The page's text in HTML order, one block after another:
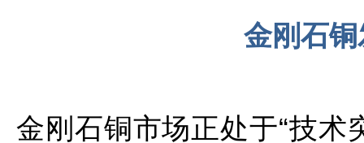
金刚石
金刚石铜市场正处于“技术